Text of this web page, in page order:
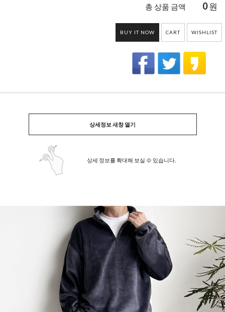
총 상품 금액 0원
BUY IT NOW CART WISHLIST
상세정보 새창 열기
상세 정보를 확대해 보실 수 있습니다.